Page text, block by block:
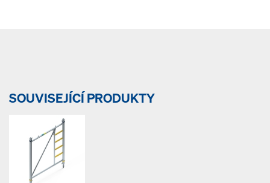
SOUVISEJÍCÍ PRODUKTY